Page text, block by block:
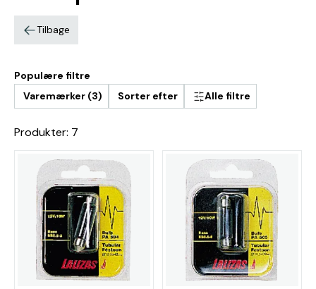
Tilbage
Populære filtre
Varemærker (3)
Sorter efter Alle filtre
Produkter: 7